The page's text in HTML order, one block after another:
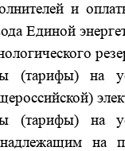
и
Единой
(тарифы) на
(тарифы) на
на